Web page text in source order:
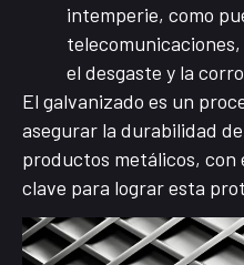
intemperie, como
el desgaste y la
El galvanizado es un
asegurar la durabilidad
productos metálicos, con
clave para lograr esta